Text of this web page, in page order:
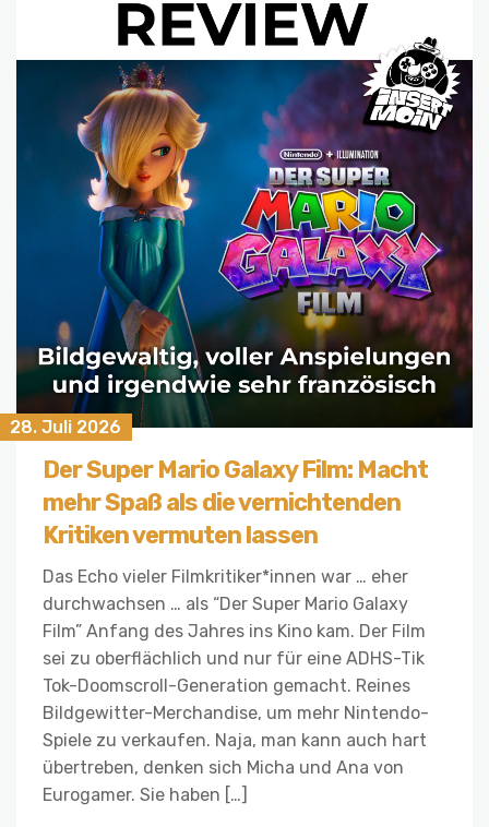
28. Juli 2026
Der Super Mario Galaxy Film: Macht
mehr Spaß als die vernichtenden
Kritiken vermuten lassen
Das Echo vieler Filmkritiker*innen war … eher
durchwachsen … als “Der Super Mario Galaxy
Film” Anfang des Jahres ins Kino kam. Der Film
sei zu oberflächlich und nur für eine ADHS-Tik
Tok-Doomscroll-Generation gemacht. Reines
Bildgewitter-Merchandise, um mehr Nintendo-
Spiele zu verkaufen. Naja, man kann auch hart
übertreben, denken sich Micha und Ana von
Eurogamer. Sie haben […]